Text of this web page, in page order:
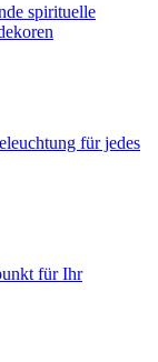
spirituelle
für jedes
für Ihr